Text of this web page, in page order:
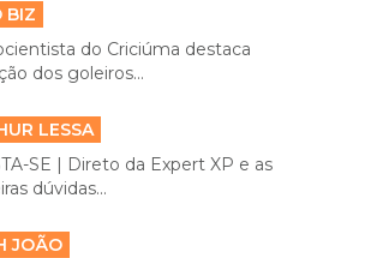
BIZ
do Criciúma destaca
dos goleiros...
LESSA
SE | Direto da Expert XP e as
dúvidas...
JOÃO